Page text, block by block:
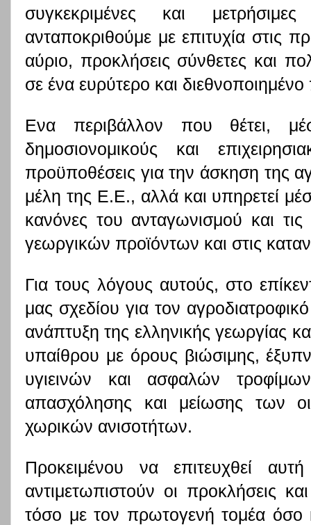
συγκεκριμένες και
ανταποκριθούμε με επιτυχία στις
αύριο, προκλήσεις σύνθετες και
σε ένα ευρύτερο και
Ενα περιβάλλον που θέτει,
δημοσιονομικούς και
προϋποθέσεις για την άσκηση της
μέλη της Ε.Ε., αλλά και υπηρετεί
κανόνες του ανταγωνισμού και
γεωργικών προϊόντων και στις
Για τους λόγους αυτούς, στο
μας σχεδίου για τον
ανάπτυξη της ελληνικής γεωργίας
υπαίθρου με όρους βιώσιμης,
υγιεινών και ασφαλών
απασχόλησης και μείωσης των
χωρικών ανισοτήτων.
Προκειμένου να επιτευχθεί
αντιμετωπιστούν οι προκλήσεις
τόσο με τον πρωτογενή τομέα όσο